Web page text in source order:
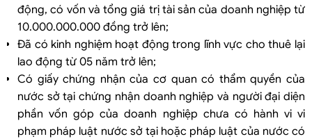
động, có vốn và tổng giá trị tài sản của doanh nghiệp từ
10.000.000.000 đồng trở lên;
Đã có kinh nghiệm hoạt động trong lĩnh vực cho thuê lại
lao động từ 05 năm trở lên;
Có giấy chứng nhận của cơ quan có thẩm quyền của
nước sở tại chứng nhận doanh nghiệp và người đại diện
phần vốn góp của doanh nghiệp chưa có hành vi vi
phạm pháp luật nước sở tại hoặc pháp luật của nước có